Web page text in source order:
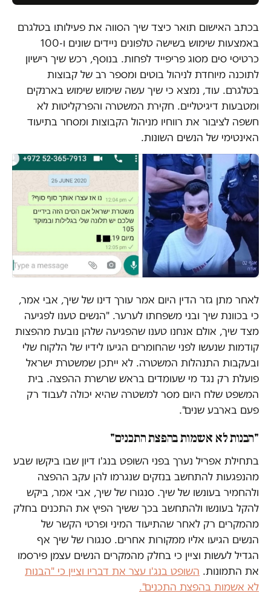
בכתב האישום תואר כיצד שיך הסווה את פעילותו בטלגרם
באמצעות שימוש בשישה טלפונים ניידים שונים ו-100
כרטיסי סים מסוג פריפייד לפחות. בנוסף, רכש שיך רישיון
לתוכנה מיוחדת לניהול בוטים ומספר רב של קבוצות
בטלגרם. עוד, נמצא כי שיך עשה שימוש שימוש בארנקים
ומטבעות דיגיטליים. חקירת המשטרה והפרקליטות לא
חשפה לציבור את רווחיו מניהול הקבוצות ומסחר בתיעוד
האינטימי של הנשים השונות.
לאחר מתן גזר הדין היום אמר עורך דינו של שיך, אבי אמר,
כי בכוונת שיך ובני משפחתו לערער. "הנשים טענו לפגיעה
מצד שיך, אולם אנחנו טענו שהפגיעה שלהן נובעת מהפצות
קודמות שנעשו לפני שהחומרים הגיעו לידיו של הלקוח שלי
ובעקבות התנהלות המשטרה. לא ייתכן שמשטרת ישראל
פועלת רק נגד מי שעומדים בראש שרשרת ההפצה. בית
המשפט שלח היום מסר למשטרה שהיא יכולה לעבוד רק
פעם בארבע שנים".
"הבנות לא אשמות בהפצת התכנים"
בתחילת אפריל נערך בפני השופט בנג'ו דיון שבו ביקשו שבע
מהנפגעות להתחשב בנזקים שנגרמו להן עקב ההפצה
ולהחמיר בעונשו של שיך. סנגורו של שיך, אבי אמר, ביקש
להקל בעונשו ולהתחשב בכך ששיך הפיץ את התכנים בחלק
מהמקרים רק לאחר שהתיעוד המיני ופרטי הקשר של
הנשים הגיעו אליו ממקורות אחרים. סנגורו של שיך אף
הגדיל לעשות וציין כי בחלק מהמקרים הנשים עצמן פירסמו
את התמונות. השופט בנג'ו עצר את דבריו וציין כי "הבנות
לא אשמות בהפצת התכנים".